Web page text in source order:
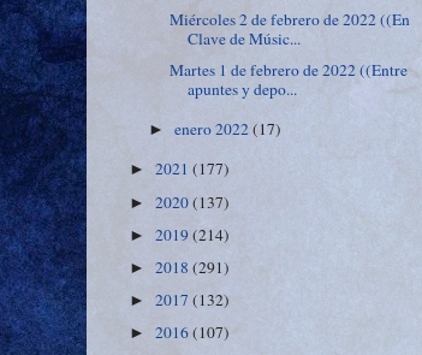
Miércoles 2 de febrero de 2022 ((En
Clave de Músic...
Martes 1 de febrero de 2022 ((Entre
apuntes y depo...
►enero 2022(17)
► 2021 (177)
► 2020(137)
► 2019(214)
► 2018 (291)
► 2017 (132)
► 2016(107)